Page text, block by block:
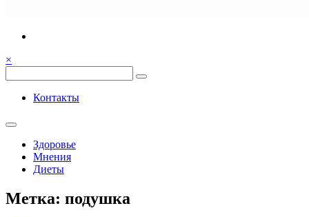
Весёлый и здоровый образ
жизни
Семья, общение, здоровье.
×
Весёлый и здоровый образ жизни
Контакты
Здоровье
Мнения
Диеты
Метка: подушка